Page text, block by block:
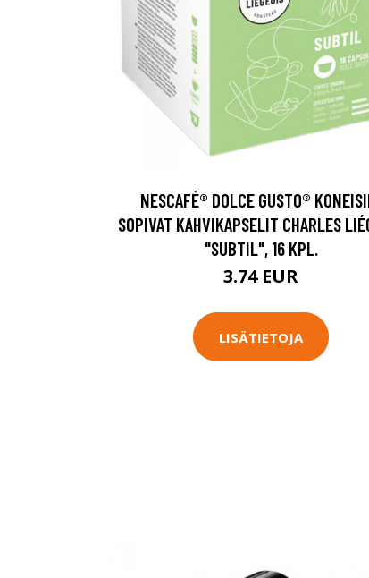
NESCAFÉ® DOLCE GUSTO®
SOPIVAT KAHVIKAPSELIT CHARLES
"SUBTIL", 16 KPL.
3.74 EUR
LISÄTIETOJA